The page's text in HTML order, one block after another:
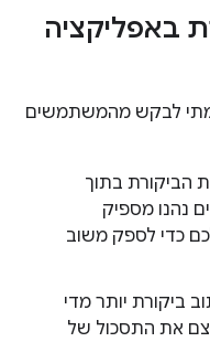
באפליקציה
מתי לבקש מהמשתמשים
הביקורת בתוך
נהנו מספיק
כדי לספק משוב
ביקורת יותר מדי
את התסכול של